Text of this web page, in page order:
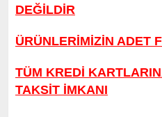
DEĞİLDİR
ÜRÜNLERİMİZİN ADET
TÜM KREDİ
TAKSİT İMKANI